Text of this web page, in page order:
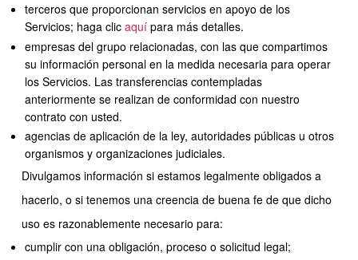
terceros que proporcionan servicios en apoyo de los
Servicios; haga clicaquí para más detalles.
empresas del grupo relacionadas, con las que compartimos
su información personal en la medida necesaria para operar
los Servicios. Las transferencias contempladas
anteriormente se realizan de conformidad con nuestro
contrato con usted.
agencias de aplicación de la ley, autoridades públicas u otros
organismos y organizaciones judiciales.
Divulgamos información si estamos legalmente obligados a
hacerlo, o si tenemos una creencia de buena fe de que dicho
uso es razonablemente necesario para:
cumplir con una obligación, proceso o solicitud legal;